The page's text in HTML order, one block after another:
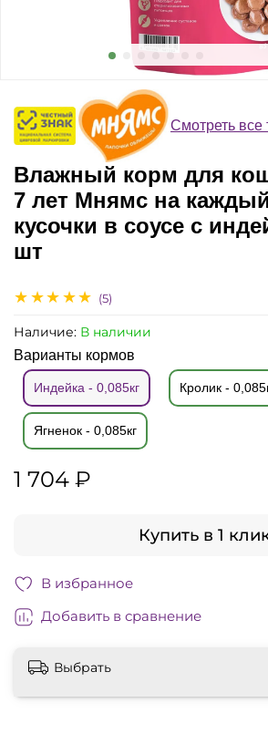
(5)
Наличие: В наличии
Смотреть все
Влажный корм для
7 лет Мнямс на
кусочки в соусе с
шт
Варианты кормов
Индейка - 0,085кг Кролик -
Ягненок - 0,085кг
1 704 ₽
Купить в 1
В избранное
Добавить в сравнение
Выбрать